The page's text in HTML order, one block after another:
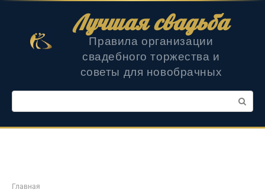
Лучшая свадьба
Правила организации
свадебного торжества и
советы для новобрачных
Поиск:
Главная